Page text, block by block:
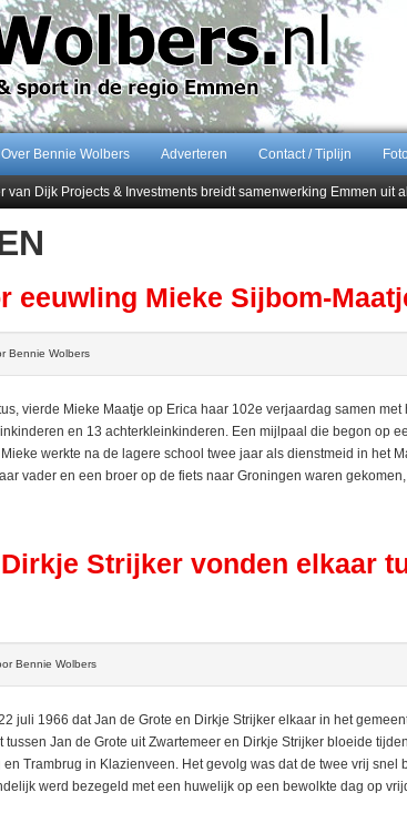
Over Bennie Wolbers Adverteren Contact / Tiplijn
van Dijk Projects & Investments breidt samenwerking Emmen uit
voor eeuwling Mieke Sijbom-Maatje
wint op Open Dag overtuigend van Almere City
eeuwling Mieke Sijbom-
Bennie Wolbers
vierde Mieke Maatje op Erica haar 102e verjaardag samen
en 13 achterkleinkinderen. Een mijlpaal die begon op
werkte na de lagere school twee jaar als dienstmeid in het
vader en een broer op de fiets naar Groningen waren
Strijker vonden elkaar
Bennie Wolbers
juli 1966 dat Jan de Grote en Dirkje Strijker elkaar in het
tussen Jan de Grote uit Zwartemeer en Dirkje Strijker bloeide
Trambrug in Klazienveen. Het gevolg was dat de twee vrij snel
werd bezegeld met een huwelijk op een bewolkte dag op